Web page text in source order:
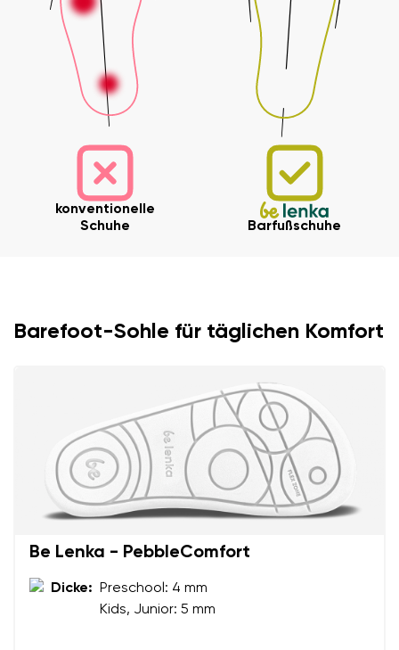
Lieferland auswählen
konventionelle
Schuhe
Barfußschuhe
Barefoot-Sohle für täglichen Komfort
Be Lenka - PebbleComfort
Dicke:
Preschool: 4 mm
Kids, Junior: 5 mm
Ihr Vor- und Nachname
Deine E-Mail
Variante
Dein Name Variante